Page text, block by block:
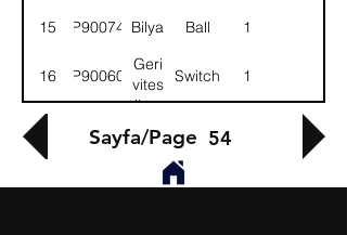
15 9P900741Bilya Ball 1
16 9P900601
Geri
vites
ikaz
müşiri
Switch 1
Sayfa/Page 54